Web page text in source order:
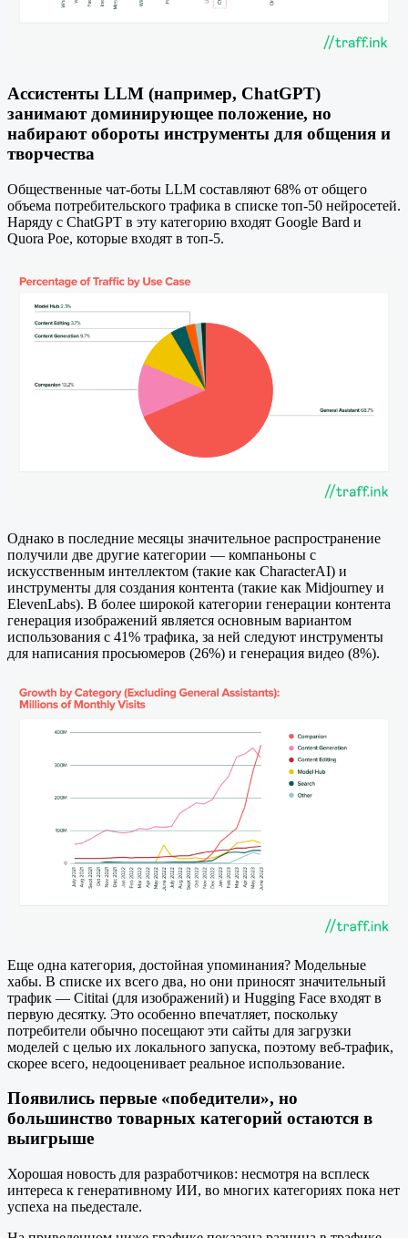
Ассистенты LLM (например, ChatGPT)
занимают доминирующее положение, но
набирают обороты инструменты для общения и
творчества
Общественные чат-боты LLM составляют 68% от общего
объема потребительского трафика в списке топ-50 нейросетей.
Наряду с ChatGPT в эту категорию входят Google Bard и
Quora Poe, которые входят в топ-5.
Однако в последние месяцы значительное распространение
получили две другие категории — компаньоны с
искусственным интеллектом (такие как CharacterAI) и
инструменты для создания контента (такие как Midjourney и
ElevenLabs). В более широкой категории генерации контента
генерация изображений является основным вариантом
использования с 41% трафика, за ней следуют инструменты
для написания просьюмеров (26%) и генерация видео (8%).
Еще одна категория, достойная упоминания? Модельные
хабы. В списке их всего два, но они приносят значительный
трафик — Cititai (для изображений) и Hugging Face входят в
первую десятку. Это особенно впечатляет, поскольку
потребители обычно посещают эти сайты для загрузки
моделей с целью их локального запуска, поэтому веб-трафик,
скорее всего, недооценивает реальное использование.
Появились первые «победители», но
большинство товарных категорий остаются в
выигрыше
Хорошая новость для разработчиков: несмотря на всплеск
интереса к генеративному ИИ, во многих категориях пока нет
успеха на пьедестале.